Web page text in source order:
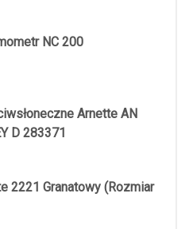
NC 200
Arnette AN
D 283371
2221 Granatowy (Rozmiar